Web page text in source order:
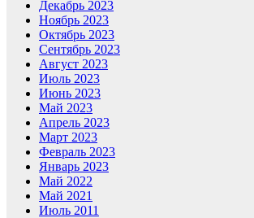
Декабрь 2023
Ноябрь 2023
Октябрь 2023
Сентябрь 2023
Август 2023
Июль 2023
Июнь 2023
Май 2023
Апрель 2023
Март 2023
Февраль 2023
Январь 2023
Май 2022
Май 2021
Июль 2011